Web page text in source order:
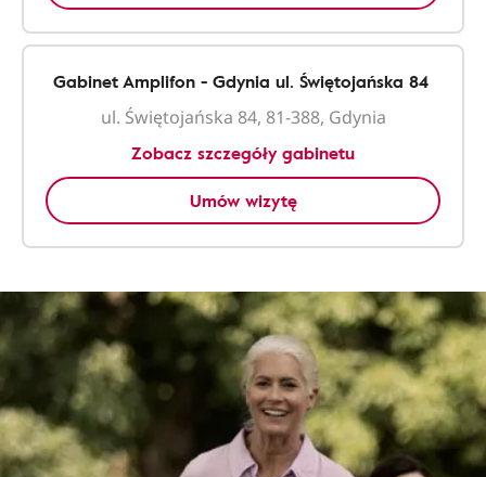
Gabinet Amplifon - Gdynia ul. Świętojańska 84
ul. Świętojańska 84, 81-388, Gdynia
Zobacz szczegóły gabinetu
Umów wizytę